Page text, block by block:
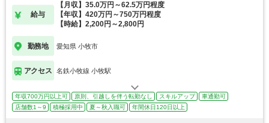
給与
【月収】35.0万円～62.5万円程度
【年収】420万円～750万円程度
【時給】2,200円～2,800円
勤務地 愛知県 小牧市
アクセス 名鉄小牧線 小牧駅
年収700万円以上可 原則、引越しを伴う転勤なし スキルアップ
車通勤可
店舗数1～9
積極採用中 夏～秋入職可 年間休日120日以上